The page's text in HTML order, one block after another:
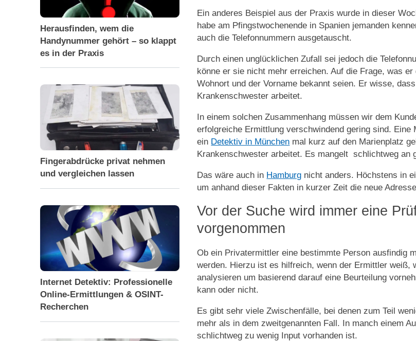
Herausfinden, wem die
Handynummer gehört – so klappt
es in der Praxis
Fingerabdrücke privat nehmen
und vergleichen lassen
Internet Detektiv: Professionelle
Online-Ermittlungen & OSINT-
Recherchen
Ein anderes Beispiel aus der Praxis wurde in dieser
habe am Pfingstwochenende in Spanien jemanden
auch die Telefonnummern ausgetauscht.
Durch einen unglücklichen Zufall sei jedoch die
könne er sie nicht mehr erreichen. Auf die Frage, was
Wohnort und der Vorname bekannt seien. Er wisse,
Krankenschwester arbeitet.
In einem solchen Zusammenhang müssen wir dem
erfolgreiche Ermittlung verschwindend gering sind.
ein Detektiv in München mal kurz auf den Marienplatz
Krankenschwester arbeitet. Es mangelt schlichtweg an
Das wäre auch in Hamburg nicht anders. Höchstens in
um anhand dieser Fakten in kurzer Zeit die neue
Vor der Suche wird immer eine
vorgenommen
Ob ein Privatermittler eine bestimmte Person ausfindig
werden. Hierzu ist es hilfreich, wenn der Ermittler
analysieren um basierend darauf eine Beurteilung
kann oder nicht.
Es gibt sehr viele Zwischenfälle, bei denen zum Teil
mehr als in dem zweitgenannten Fall. In manch einem
schlichtweg zu wenig Input vorhanden ist.